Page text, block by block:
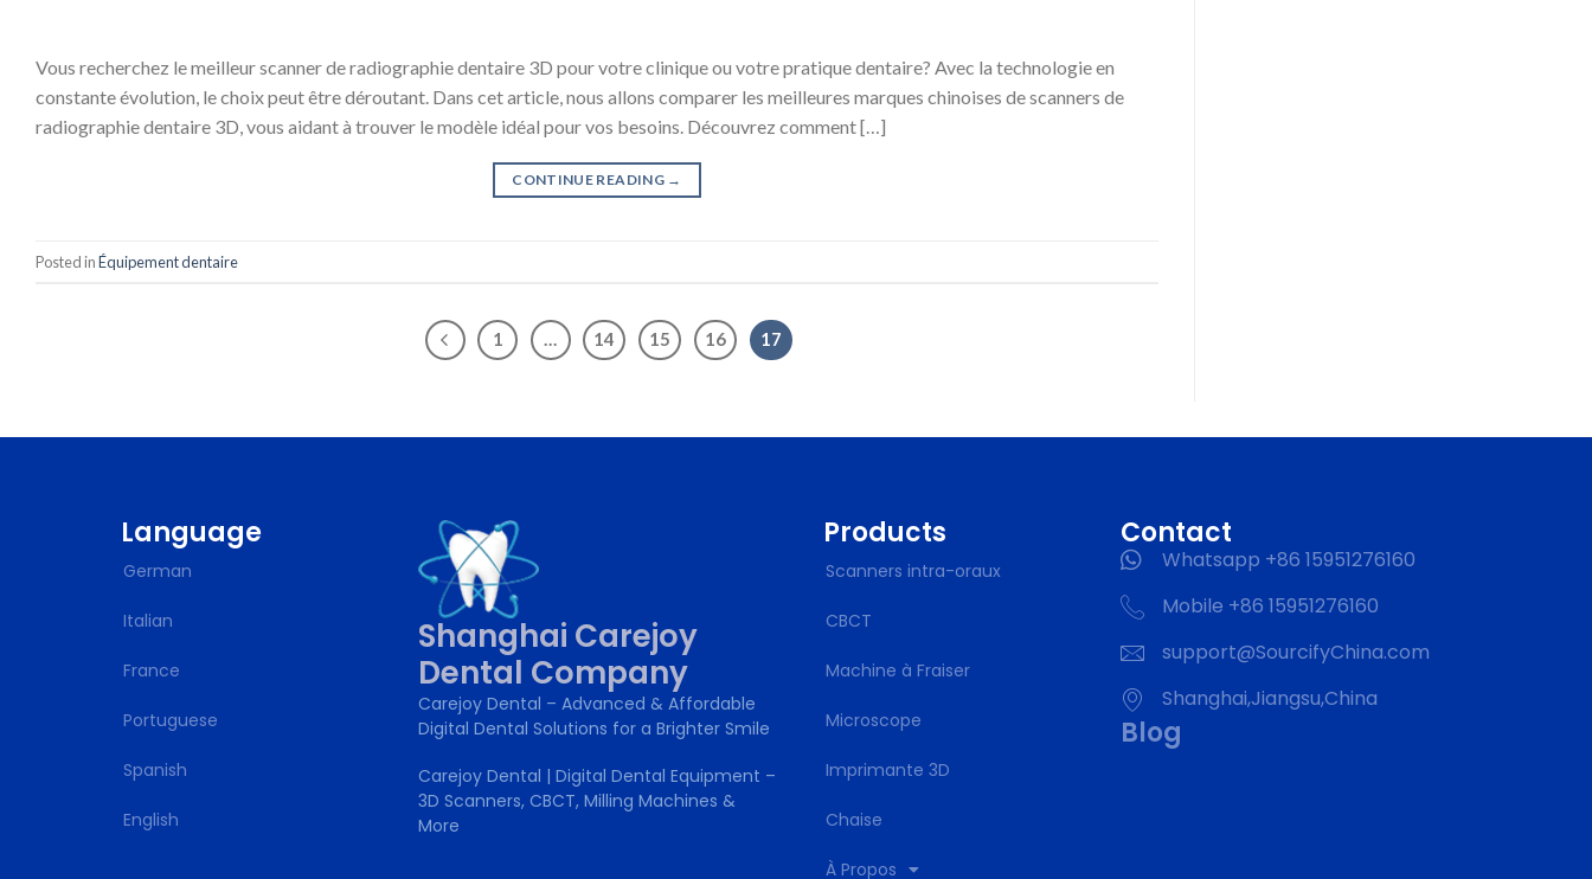
Vous recherchez le meilleur scanner de radiographie dentaire 3D pour votre clinique ou votre pratique dentaire? Avec la technologie en
constante évolution, le choix peut être déroutant. Dans cet article, nous allons comparer les meilleures marques chinoises de scanners de
radiographie dentaire 3D, vous aidant à trouver le modèle idéal pour vos besoins. Découvrez comment […]
CONTINUE READING →
Posted inÉquipement dentaire
1 … 14 15 16 17
Language
German
Italian
France
Portuguese
Spanish
English
Shanghai Carejoy
Dental Company
Carejoy Dental – Advanced & Affordable
Digital Dental Solutions for a Brighter Smile
Carejoy Dental | Digital Dental Equipment –
3D Scanners, CBCT, Milling Machines &
More
Products
Scanners intra-oraux
CBCT
Machine à Fraiser
Microscope
Imprimante 3D
Chaise
À Propos
Contact
Whatsapp +86 15951276160
Mobile +86 15951276160
support@SourcifyChina.com
Shanghai,Jiangsu,China
Blog